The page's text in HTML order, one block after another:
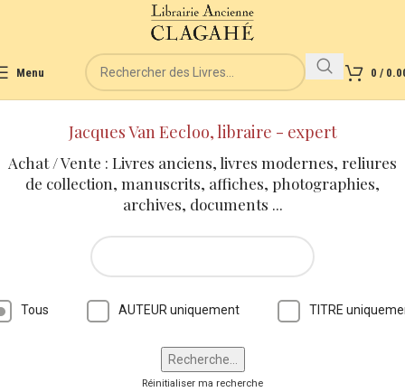
Menu 0 /
Jacques Van Eecloo, libraire - expert
Achat / Vente : Livres anciens, livres modernes, reliures
de collection, manuscrits, affiches, photographies,
archives, documents ...
Tous AUTEUR uniquement TITRE
Réinitialiser ma recherche